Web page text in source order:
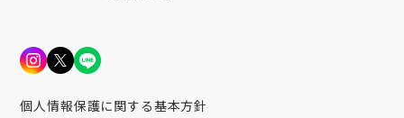
個人情報保護に関する基本方針